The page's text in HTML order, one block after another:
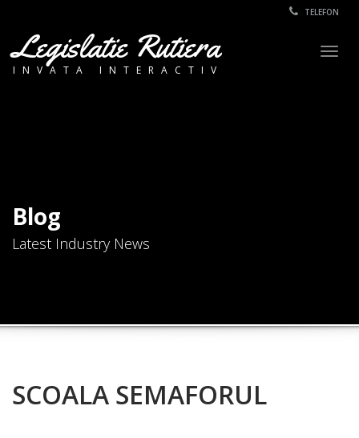
TELEFON
Legislatie Rutiera
INVATA INTERACTIV
Blog
Latest Industry News
SCOALA SEMAFORUL